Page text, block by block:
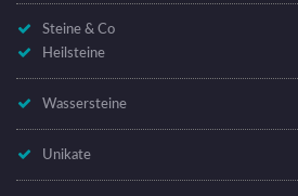
Steine & Co
Heilsteine
Wassersteine
Unikate